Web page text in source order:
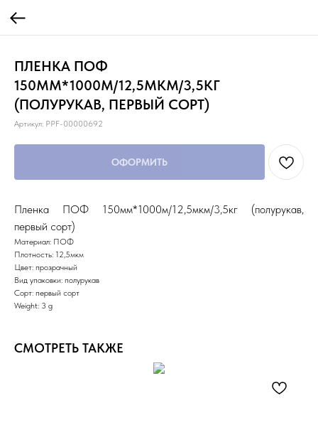
ПЛЕНКА ПОФ
150ММ*1000М/12,5МКМ/3,5КГ
(ПОЛУРУКАВ, ПЕРВЫЙ СОРТ)
Артикул: PPF-00000692
ОФОРМИТЬ
Пленка ПОФ 150мм*1000м/12,5мкм/3,5кг (полурукав,
первый сорт)
Материал: ПОФ
Плотность: 12,5мкм
Цвет: прозрачный
Вид упаковки: полурукав
Сорт: первый сорт
Weight: 3 g
СМОТРЕТЬ ТАКЖЕ